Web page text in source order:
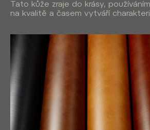
Tato kůže zraje do krásy,
na kvalitě a časem vytváří